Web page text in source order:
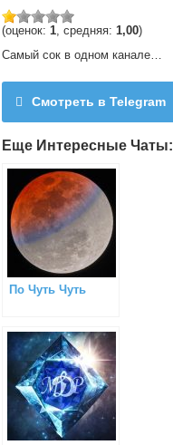
(оценок:1, средняя:1,00)
Самый сок в одном канале…
Смотреть в Telegram
Еще Интересные Чаты:
По Чуть Чуть